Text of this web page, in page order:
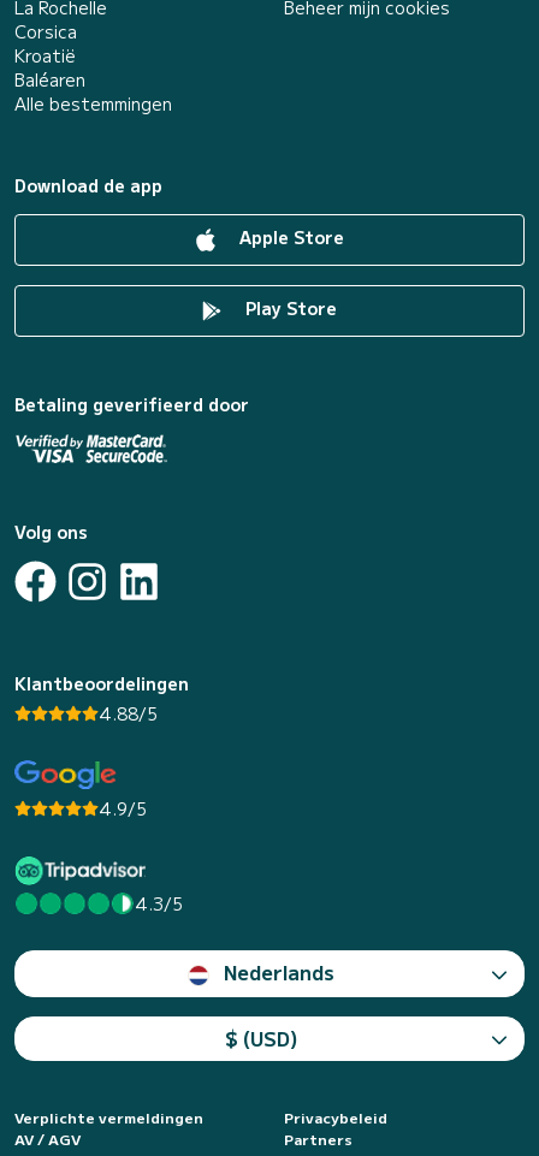
La Rochelle
Corsica
Kroatië
Baléaren
Alle bestemmingen
Beheer mijn cookies
Download de app
Apple Store
Play Store
Betaling geverifieerd door
Volg ons
Klantbeoordelingen
4.88/5
4.9/5
4.3/5
Nederlands
$ (USD)
Verplichte vermeldingen
Privacybeleid
AV / AGV
Partners